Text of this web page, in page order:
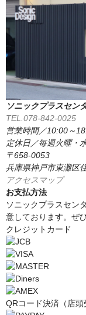
ソニックプラスセン
TEL.078-842-0025
営業時間／10:00～
定休日／毎週火曜・
〒658-0053
兵庫県神戸市東灘区
アクセスマップ
お支払方法
ソニックプラスセン
意しております。ぜ
クレジットカード
QRコード決済（店頭